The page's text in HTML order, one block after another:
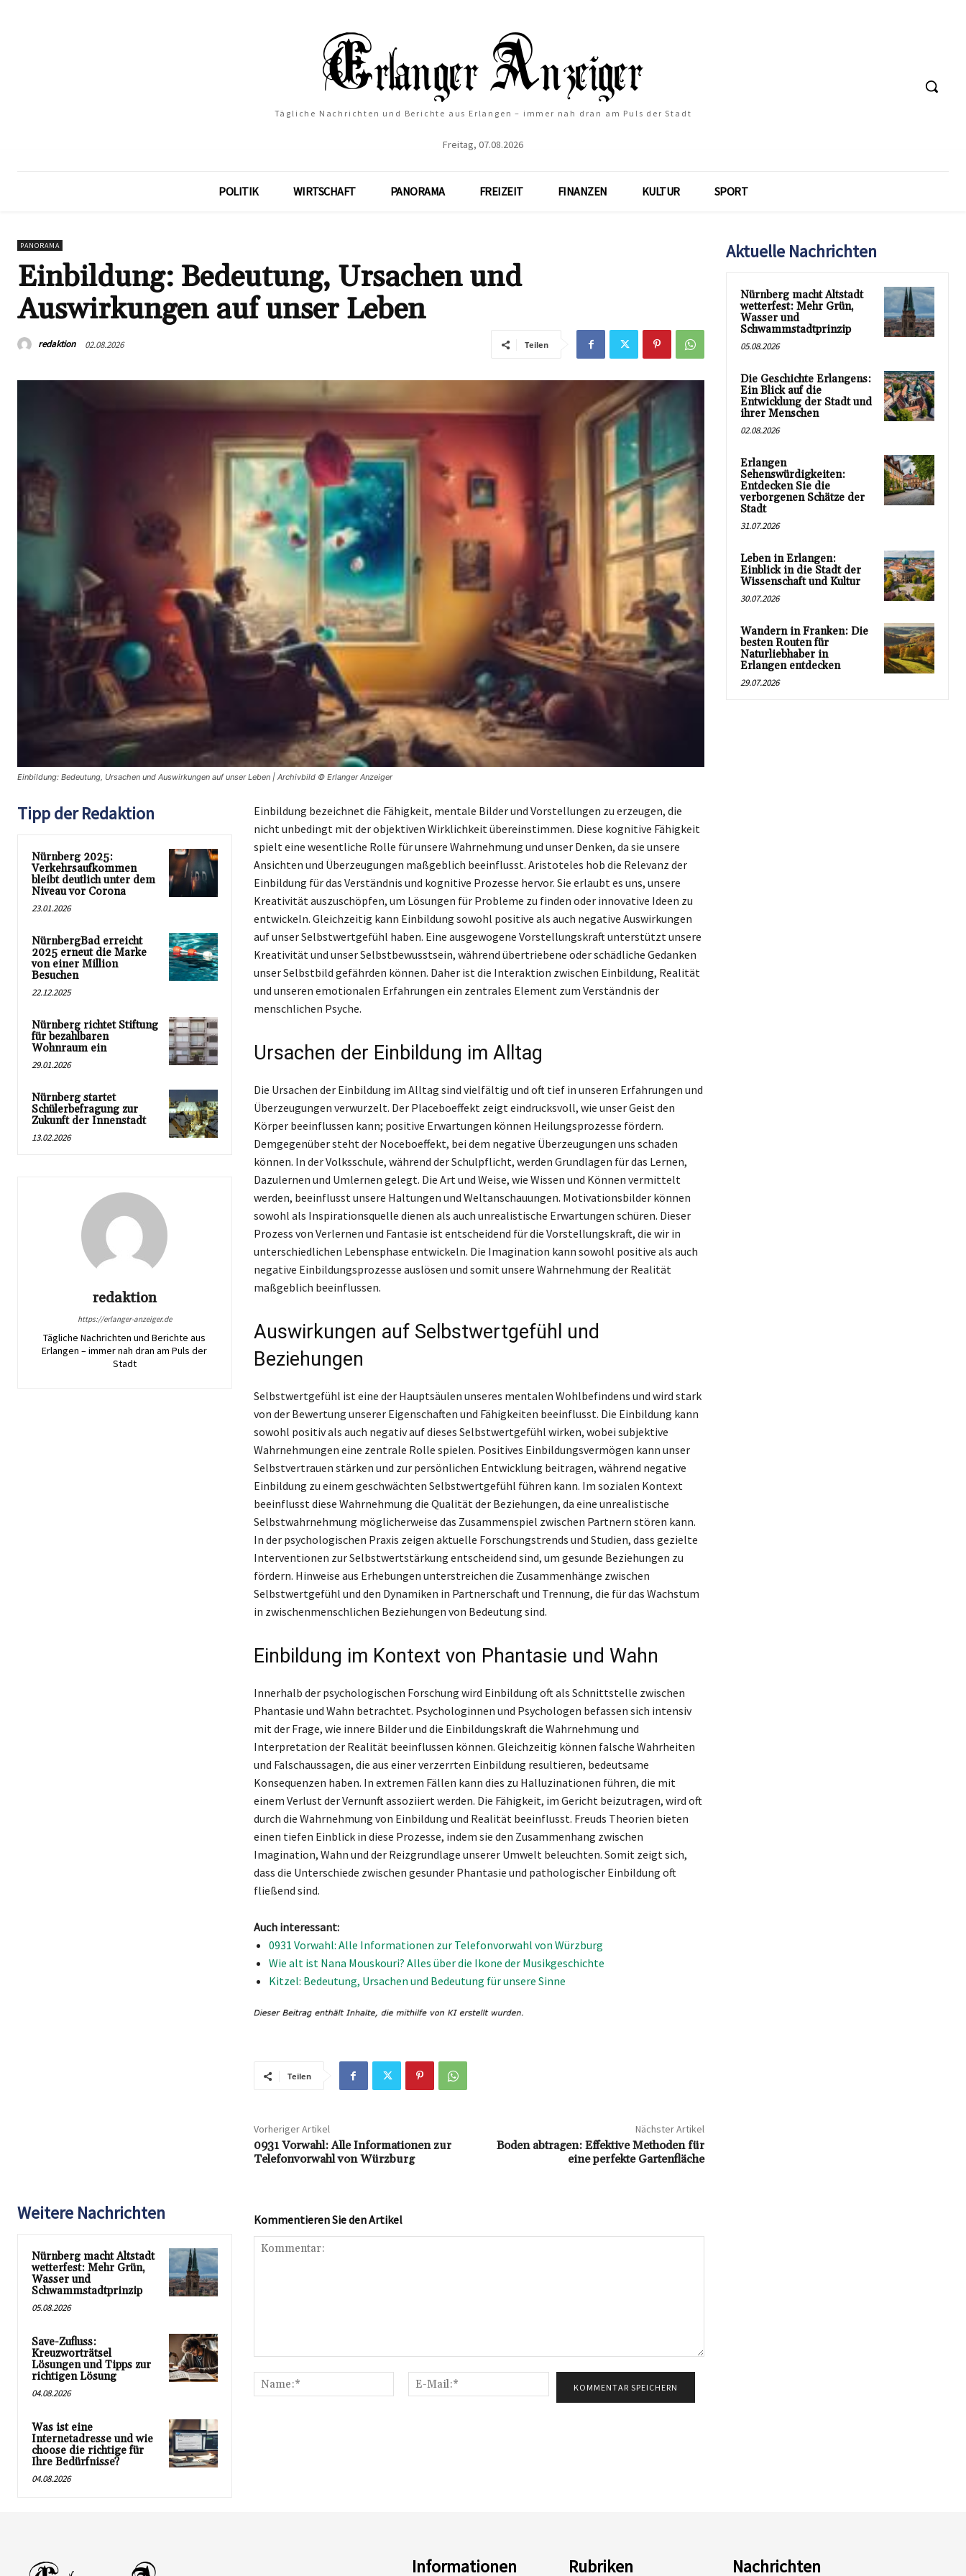
Tägliche Nachrichten und Berichte aus Erlangen – immer nah dran am Puls der Stadt
Freitag, 07.08.2026
POLITIK WIRTSCHAFT PANORAMA FREIZEIT FINANZEN KULTUR SPORT
PANORAMA
Einbildung: Bedeutung, Ursachen und
Auswirkungen auf unser Leben
redaktion 02.08.2026 Teilen
Einbildung: Bedeutung, Ursachen und Auswirkungen auf unser Leben | Archivbild © Erlanger Anzeiger
Tipp der Redaktion
Nürnberg 2025:
Verkehrsaufkommen
bleibt deutlich unter dem
Niveau vor Corona
23.01.2026
NürnbergBad erreicht
2025 erneut die Marke
von einer Million
Besuchen
22.12.2025
Nürnberg richtet Stiftung
für bezahlbaren
Wohnraum ein
29.01.2026
Nürnberg startet
Schülerbefragung zur
Zukunft der Innenstadt
13.02.2026
redaktion
https://erlanger-anzeiger.de
Tägliche Nachrichten und Berichte aus
Erlangen – immer nah dran am Puls der
Stadt
Einbildung bezeichnet die Fähigkeit, mentale Bilder und Vorstellungen zu erzeugen, die
nicht unbedingt mit der objektiven Wirklichkeit übereinstimmen. Diese kognitive Fähigkeit
spielt eine wesentliche Rolle für unsere Wahrnehmung und unser Denken, da sie unsere
Ansichten und Überzeugungen maßgeblich beeinflusst. Aristoteles hob die Relevanz der
Einbildung für das Verständnis und kognitive Prozesse hervor. Sie erlaubt es uns, unsere
Kreativität auszuschöpfen, um Lösungen für Probleme zu finden oder innovative Ideen zu
entwickeln. Gleichzeitig kann Einbildung sowohl positive als auch negative Auswirkungen
auf unser Selbstwertgefühl haben. Eine ausgewogene Vorstellungskraft unterstützt unsere
Kreativität und unser Selbstbewusstsein, während übertriebene oder schädliche Gedanken
unser Selbstbild gefährden können. Daher ist die Interaktion zwischen Einbildung, Realität
und unseren emotionalen Erfahrungen ein zentrales Element zum Verständnis der
menschlichen Psyche.
Ursachen der Einbildung im Alltag
Die Ursachen der Einbildung im Alltag sind vielfältig und oft tief in unseren Erfahrungen und
Überzeugungen verwurzelt. Der Placeboeffekt zeigt eindrucksvoll, wie unser Geist den
Körper beeinflussen kann; positive Erwartungen können Heilungsprozesse fördern.
Demgegenüber steht der Noceboeffekt, bei dem negative Überzeugungen uns schaden
können. In der Volksschule, während der Schulpflicht, werden Grundlagen für das Lernen,
Dazulernen und Umlernen gelegt. Die Art und Weise, wie Wissen und Können vermittelt
werden, beeinflusst unsere Haltungen und Weltanschauungen. Motivationsbilder können
sowohl als Inspirationsquelle dienen als auch unrealistische Erwartungen schüren. Dieser
Prozess von Verlernen und Fantasie ist entscheidend für die Vorstellungskraft, die wir in
unterschiedlichen Lebensphase entwickeln. Die Imagination kann sowohl positive als auch
negative Einbildungsprozesse auslösen und somit unsere Wahrnehmung der Realität
maßgeblich beeinflussen.
Auswirkungen auf Selbstwertgefühl und
Beziehungen
Selbstwertgefühl ist eine der Hauptsäulen unseres mentalen Wohlbefindens und wird stark
von der Bewertung unserer Eigenschaften und Fähigkeiten beeinflusst. Die Einbildung kann
sowohl positiv als auch negativ auf dieses Selbstwertgefühl wirken, wobei subjektive
Wahrnehmungen eine zentrale Rolle spielen. Positives Einbildungsvermögen kann unser
Selbstvertrauen stärken und zur persönlichen Entwicklung beitragen, während negative
Einbildung zu einem geschwächten Selbstwertgefühl führen kann. Im sozialen Kontext
beeinflusst diese Wahrnehmung die Qualität der Beziehungen, da eine unrealistische
Selbstwahrnehmung möglicherweise das Zusammenspiel zwischen Partnern stören kann.
In der psychologischen Praxis zeigen aktuelle Forschungstrends und Studien, dass gezielte
Interventionen zur Selbstwertstärkung entscheidend sind, um gesunde Beziehungen zu
fördern. Hinweise aus Erhebungen unterstreichen die Zusammenhänge zwischen
Selbstwertgefühl und den Dynamiken in Partnerschaft und Trennung, die für das Wachstum
in zwischenmenschlichen Beziehungen von Bedeutung sind.
Einbildung im Kontext von Phantasie und Wahn
Innerhalb der psychologischen Forschung wird Einbildung oft als Schnittstelle zwischen
Phantasie und Wahn betrachtet. Psychologinnen und Psychologen befassen sich intensiv
mit der Frage, wie innere Bilder und die Einbildungskraft die Wahrnehmung und
Interpretation der Realität beeinflussen können. Gleichzeitig können falsche Wahrheiten
und Falschaussagen, die aus einer verzerrten Einbildung resultieren, bedeutsame
Konsequenzen haben. In extremen Fällen kann dies zu Halluzinationen führen, die mit
einem Verlust der Vernunft assoziiert werden. Die Fähigkeit, im Gericht beizutragen, wird oft
durch die Wahrnehmung von Einbildung und Realität beeinflusst. Freuds Theorien bieten
einen tiefen Einblick in diese Prozesse, indem sie den Zusammenhang zwischen
Imagination, Wahn und der Reizgrundlage unserer Umwelt beleuchten. Somit zeigt sich,
dass die Unterschiede zwischen gesunder Phantasie und pathologischer Einbildung oft
fließend sind.
Auch interessant:
0931 Vorwahl: Alle Informationen zur Telefonvorwahl von Würzburg
Wie alt ist Nana Mouskouri? Alles über die Ikone der Musikgeschichte
Kitzel: Bedeutung, Ursachen und Bedeutung für unsere Sinne
Teilen
Vorheriger Artikel
0931 Vorwahl: Alle Informationen zur
Telefonvorwahl von Würzburg
Nächster Artikel
Boden abtragen: Effektive Methoden für
eine perfekte Gartenfläche
Weitere Nachrichten
Nürnberg macht Altstadt
wetterfest: Mehr Grün,
Wasser und
Schwammstadtprinzip
05.08.2026
Save-Zufluss:
Kreuzworträtsel
Lösungen und Tipps zur
richtigen Lösung
04.08.2026
Was ist eine
Internetadresse und wie
choose die richtige für
Ihre Bedürfnisse?
04.08.2026
Kommentieren Sie den Artikel
Name:*
Mail:*
Aktuelle Nachrichten
Nürnberg macht Altstadt
wetterfest: Mehr Grün,
Wasser und
Schwammstadtprinzip
05.08.2026
Die Geschichte Erlangens:
Ein Blick auf die
Entwicklung der Stadt und
ihrer Menschen
02.08.2026
Erlangen
Sehenswürdigkeiten:
Entdecken Sie die
verborgenen Schätze der
Stadt
31.07.2026
Leben in Erlangen:
Einblick in die Stadt der
Wissenschaft und Kultur
30.07.2026
Wandern in Franken: Die
besten Routen für
Naturliebhaber in
Erlangen entdecken
29.07.2026
Informationen Rubriken Nachrichten